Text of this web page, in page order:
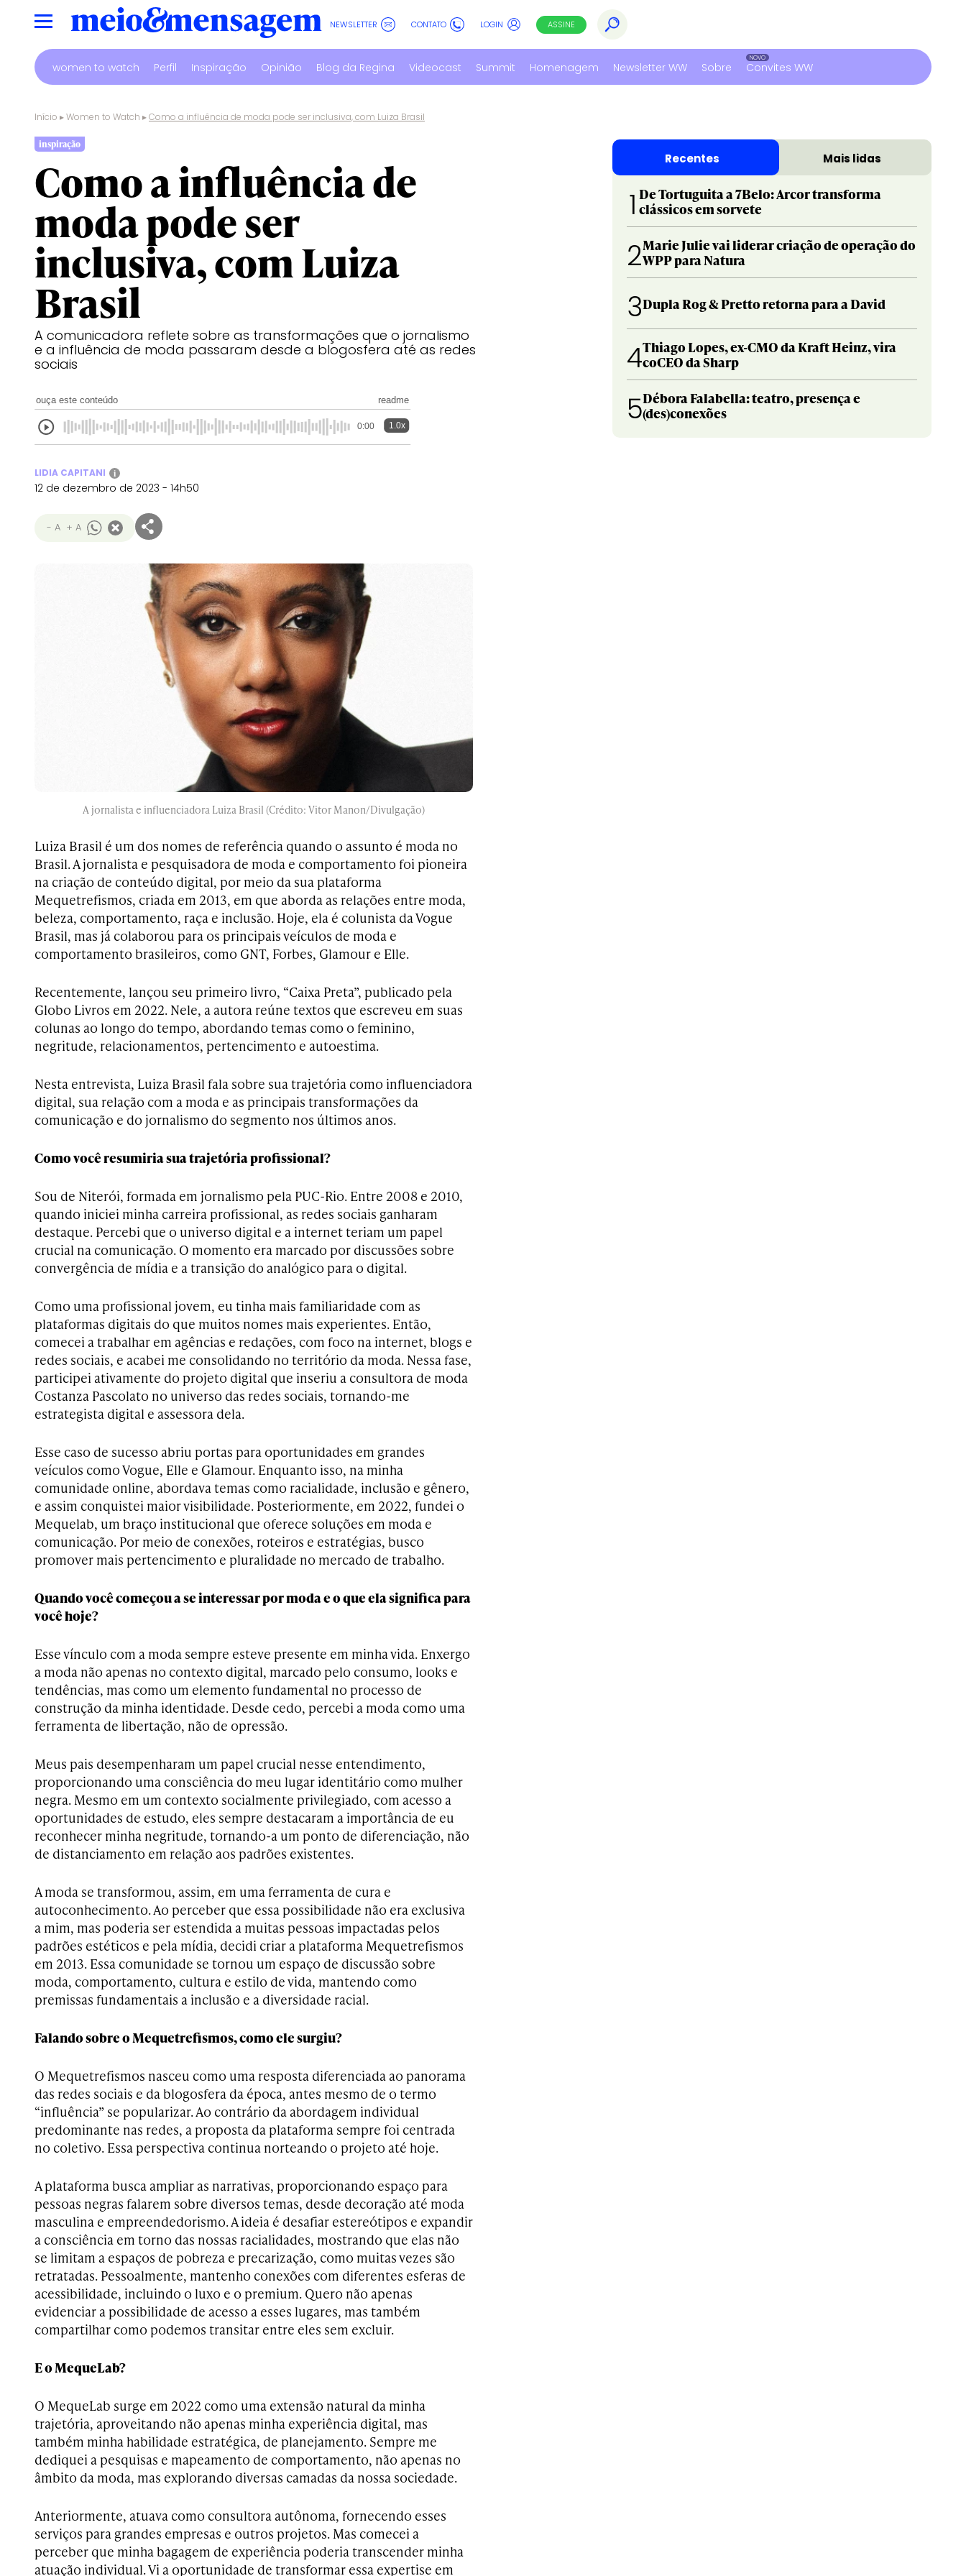
NEWSLETTER CONTATO LOGIN ASSINE
women to watch Perfil Inspiração Opinião Blog da Regina Videocast Summit Homenagem Newsletter WW Sobre Convites WW
Início ▸Women to Watch ▸Como a influência de moda pode ser inclusiva, com Luiza Brasil
inspiração
Como a influência de
moda pode ser
inclusiva, com Luiza
Brasil
A comunicadora reflete sobre as transformações que o jornalismo
e a influência de moda passaram desde a blogosfera até as redes
sociais
ouça este conteúdo readme
0:00 1.0x
LIDIA CAPITANI i
12 de dezembro de 2023 - 14h50
- A + A
A jornalista e influenciadora Luiza Brasil (Crédito: Vitor Manon/Divulgação)
Luiza Brasil é um dos nomes de referência quando o assunto é moda no
Brasil. A jornalista e pesquisadora de moda e comportamento foi pioneira
na criação de conteúdo digital, por meio da sua plataforma
Mequetrefismos, criada em 2013, em que aborda as relações entre moda,
beleza, comportamento, raça e inclusão. Hoje, ela é colunista da Vogue
Brasil, mas já colaborou para os principais veículos de moda e
comportamento brasileiros, como GNT, Forbes, Glamour e Elle.
Recentemente, lançou seu primeiro livro, “Caixa Preta”, publicado pela
Globo Livros em 2022. Nele, a autora reúne textos que escreveu em suas
colunas ao longo do tempo, abordando temas como o feminino,
negritude, relacionamentos, pertencimento e autoestima.
Nesta entrevista, Luiza Brasil fala sobre sua trajetória como influenciadora
digital, sua relação com a moda e as principais transformações da
comunicação e do jornalismo do segmento nos últimos anos.
Como você resumiria sua trajetória profissional?
Sou de Niterói, formada em jornalismo pela PUC-Rio. Entre 2008 e 2010,
quando iniciei minha carreira profissional, as redes sociais ganharam
destaque. Percebi que o universo digital e a internet teriam um papel
crucial na comunicação. O momento era marcado por discussões sobre
convergência de mídia e a transição do analógico para o digital.
Como uma profissional jovem, eu tinha mais familiaridade com as
plataformas digitais do que muitos nomes mais experientes. Então,
comecei a trabalhar em agências e redações, com foco na internet, blogs e
redes sociais, e acabei me consolidando no território da moda. Nessa fase,
participei ativamente do projeto digital que inseriu a consultora de moda
Costanza Pascolato no universo das redes sociais, tornando-me
estrategista digital e assessora dela.
Esse caso de sucesso abriu portas para oportunidades em grandes
veículos como Vogue, Elle e Glamour. Enquanto isso, na minha
comunidade online, abordava temas como racialidade, inclusão e gênero,
e assim conquistei maior visibilidade. Posteriormente, em 2022, fundei o
Mequelab, um braço institucional que oferece soluções em moda e
comunicação. Por meio de conexões, roteiros e estratégias, busco
promover mais pertencimento e pluralidade no mercado de trabalho.
Quando você começou a se interessar por moda e o que ela significa para
você hoje?
Esse vínculo com a moda sempre esteve presente em minha vida. Enxergo
a moda não apenas no contexto digital, marcado pelo consumo, looks e
tendências, mas como um elemento fundamental no processo de
construção da minha identidade. Desde cedo, percebi a moda como uma
ferramenta de libertação, não de opressão.
Meus pais desempenharam um papel crucial nesse entendimento,
proporcionando uma consciência do meu lugar identitário como mulher
negra. Mesmo em um contexto socialmente privilegiado, com acesso a
oportunidades de estudo, eles sempre destacaram a importância de eu
reconhecer minha negritude, tornando-a um ponto de diferenciação, não
de distanciamento em relação aos padrões existentes.
A moda se transformou, assim, em uma ferramenta de cura e
autoconhecimento. Ao perceber que essa possibilidade não era exclusiva
a mim, mas poderia ser estendida a muitas pessoas impactadas pelos
padrões estéticos e pela mídia, decidi criar a plataforma Mequetrefismos
em 2013. Essa comunidade se tornou um espaço de discussão sobre
moda, comportamento, cultura e estilo de vida, mantendo como
premissas fundamentais a inclusão e a diversidade racial.
Falando sobre o Mequetrefismos, como ele surgiu?
O Mequetrefismos nasceu como uma resposta diferenciada ao panorama
das redes sociais e da blogosfera da época, antes mesmo de o termo
“influência” se popularizar. Ao contrário da abordagem individual
predominante nas redes, a proposta da plataforma sempre foi centrada
no coletivo. Essa perspectiva continua norteando o projeto até hoje.
A plataforma busca ampliar as narrativas, proporcionando espaço para
pessoas negras falarem sobre diversos temas, desde decoração até moda
masculina e empreendedorismo. A ideia é desafiar estereótipos e expandir
a consciência em torno das nossas racialidades, mostrando que elas não
se limitam a espaços de pobreza e precarização, como muitas vezes são
retratadas. Pessoalmente, mantenho conexões com diferentes esferas de
acessibilidade, incluindo o luxo e o premium. Quero não apenas
evidenciar a possibilidade de acesso a esses lugares, mas também
compartilhar como podemos transitar entre eles sem excluir.
E o MequeLab?
O MequeLab surge em 2022 como uma extensão natural da minha
trajetória, aproveitando não apenas minha experiência digital, mas
também minha habilidade estratégica, de planejamento. Sempre me
dediquei a pesquisas e mapeamento de comportamento, não apenas no
âmbito da moda, mas explorando diversas camadas da nossa sociedade.
Anteriormente, atuava como consultora autônoma, fornecendo esses
serviços para grandes empresas e outros projetos. Mas comecei a
perceber que minha bagagem de experiência poderia transcender minha
atuação individual. Vi a oportunidade de transformar essa expertise em
Recentes Mais lidas
1 De Tortuguita a 7Belo: Arcor transforma
clássicos em sorvete
2Marie Julie vai liderar criação de operação do
WPP para Natura
3Dupla Rog & Pretto retorna para a David
4Thiago Lopes, ex-CMO da Kraft Heinz, vira
coCEO da Sharp
5Débora Falabella: teatro, presença e
(des)conexões